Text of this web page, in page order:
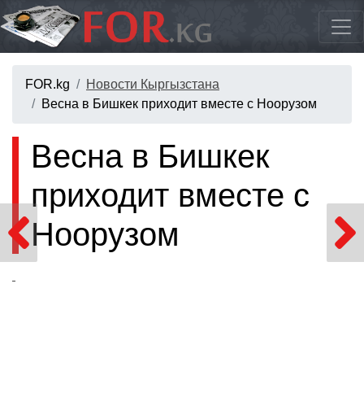
FOR.kg
Новости Кыргызстана
Весна в Бишкек приходит вместе с Ноорузом
Весна в Бишкек
приходит вместе с
Ноорузом